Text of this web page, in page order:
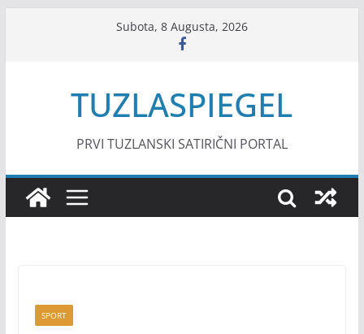
Subota, 8 Augusta, 2026
TUZLASPIEGEL
PRVI TUZLANSKI SATIRIČNI PORTAL
SPORT